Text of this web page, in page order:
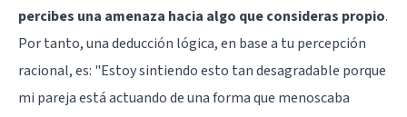
percibes una amenaza hacia algo que consideras propio.
Por tanto, una deducción lógica, en base a tu percepción
racional, es: "Estoy sintiendo esto tan desagradable porque
mi pareja está actuando de una forma que menoscaba